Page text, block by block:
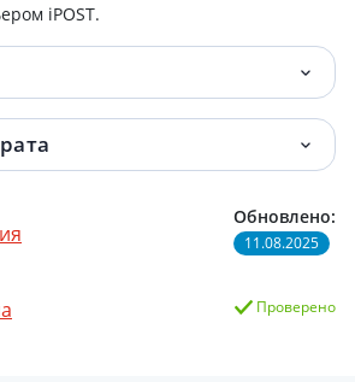
iPOST.
Обновлено:
11.08.2025
Проверено